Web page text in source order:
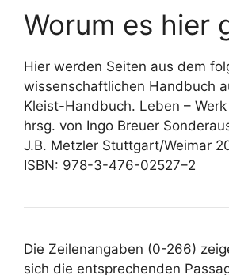
Worum es hier
Hier werden Seiten aus dem
wissenschaftlichen Handbuch
Kleist-Handbuch. Leben – Werk
hrsg. von Ingo Breuer
J.B. Metzler Stuttgart/Weimar
ISBN: 978-3-476-02527–2
Die Zeilenangaben (0-266)
sich die entsprechenden